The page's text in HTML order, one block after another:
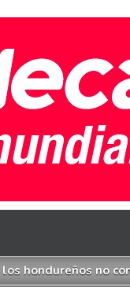
hondureños no